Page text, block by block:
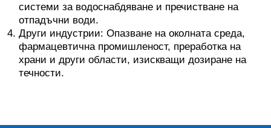
системи за водоснабдяване и пречистване на
отпадъчни води.
Други индустрии: Опазване на околната среда,
фармацевтична промишленост, преработка на
храни и други области, изискващи дозиране на
течности.